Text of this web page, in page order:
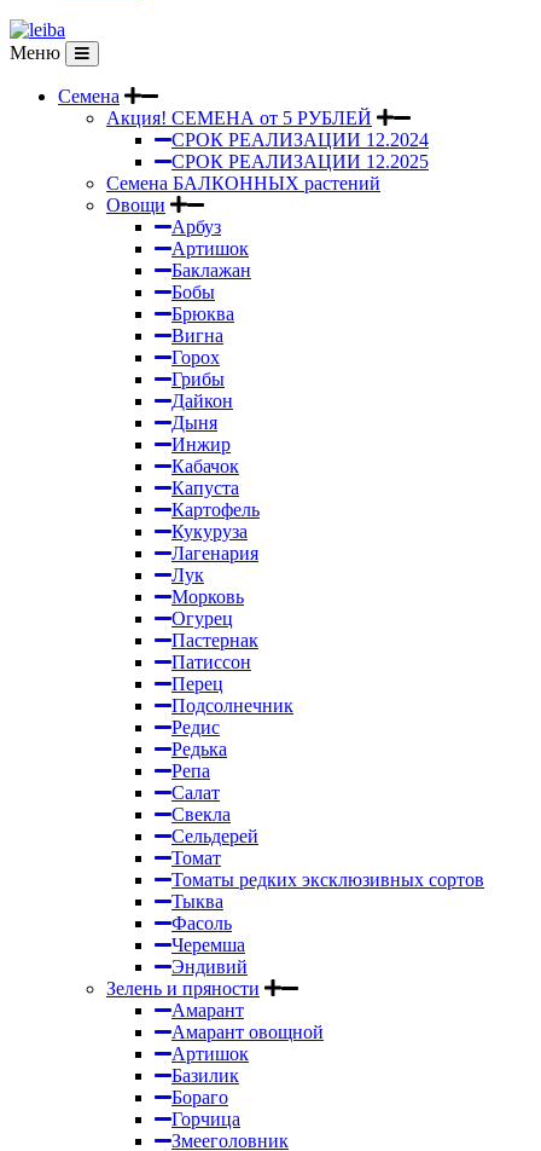
Меню
Семена
Акция! СЕМЕНА от 5 РУБЛЕЙ
СРОК РЕАЛИЗАЦИИ 12.2024
СРОК РЕАЛИЗАЦИИ 12.2025
Семена БАЛКОННЫХ растений
Овощи
Арбуз
Артишок
Баклажан
Бобы
Брюква
Вигна
Горох
Грибы
Дайкон
Дыня
Инжир
Кабачок
Капуста
Картофель
Кукуруза
Лагенария
Лук
Морковь
Огурец
Пастернак
Патиссон
Перец
Подсолнечник
Редис
Редька
Репа
Салат
Свекла
Сельдерей
Томат
Томаты редких эксклюзивных сортов
Тыква
Фасоль
Черемша
Эндивий
Зелень и пряности
Амарант
Амарант овощной
Артишок
Базилик
Бораго
Горчица
Змееголовник